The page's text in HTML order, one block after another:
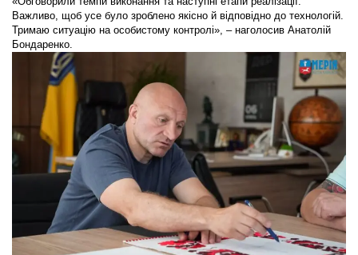
Важливо, щоб усе було зроблено якісно й відповідно до технологій.
Тримаю ситуацію на особистому контролі», – наголосив Анатолій
Бондаренко.